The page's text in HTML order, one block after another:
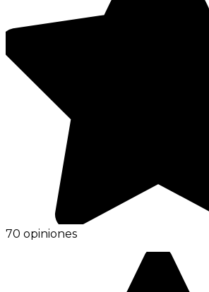
70 opiniones